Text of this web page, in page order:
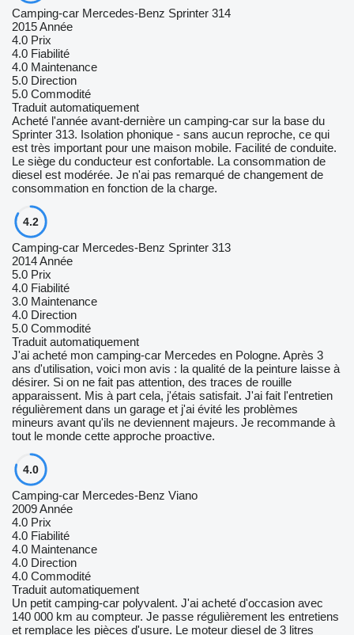
Camping-car Mercedes-Benz Sprinter 314
2015 Année
4.0 Prix
4.0 Fiabilité
4.0 Maintenance
5.0 Direction
5.0 Commodité
Traduit automatiquement
Acheté l'année avant-dernière un camping-car sur la base du
Sprinter 313. Isolation phonique - sans aucun reproche, ce qui
est très important pour une maison mobile. Facilité de conduite.
Le siège du conducteur est confortable. La consommation de
diesel est modérée. Je n'ai pas remarqué de changement de
consommation en fonction de la charge.
4.2
Camping-car Mercedes-Benz Sprinter 313
2014 Année
5.0 Prix
4.0 Fiabilité
3.0 Maintenance
4.0 Direction
5.0 Commodité
Traduit automatiquement
J'ai acheté mon camping-car Mercedes en Pologne. Après 3
ans d'utilisation, voici mon avis : la qualité de la peinture laisse à
désirer. Si on ne fait pas attention, des traces de rouille
apparaissent. Mis à part cela, j'étais satisfait. J'ai fait l'entretien
régulièrement dans un garage et j'ai évité les problèmes
mineurs avant qu'ils ne deviennent majeurs. Je recommande à
tout le monde cette approche proactive.
4.0
Camping-car Mercedes-Benz Viano
2009 Année
4.0 Prix
4.0 Fiabilité
4.0 Maintenance
4.0 Direction
4.0 Commodité
Traduit automatiquement
Un petit camping-car polyvalent. J'ai acheté d'occasion avec
140 000 km au compteur. Je passe régulièrement les entretiens
et remplace les pièces d'usure. Le moteur diesel de 3 litres